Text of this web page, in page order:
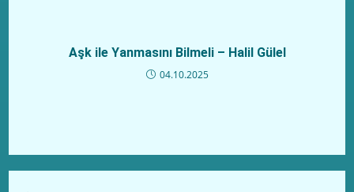
Aşk ile Yanmasını Bilmeli – Halil Gülel
04.10.2025